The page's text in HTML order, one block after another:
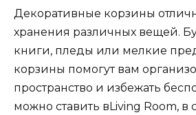
Декоративные корзины
хранения различных вещей.
книги, пледы или мелкие
корзины помогут вам
пространство и избежать
можно ставить вLiving Room, в